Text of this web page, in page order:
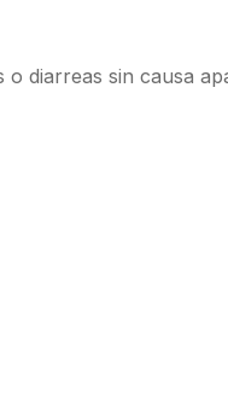
diarreas sin causa